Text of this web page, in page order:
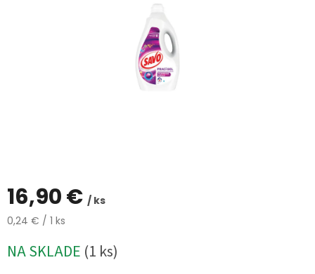
Prihlásenie
16,90 € / ks
Jednotková
0,24 € / 1 ks
NA SKLADE (1 ks)